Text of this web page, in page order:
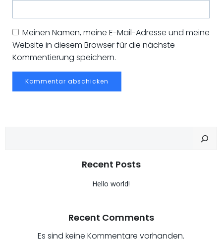
Meinen Namen, meine E-Mail-Adresse und meine
Website in diesem Browser für die nächste
Kommentierung speichern.
Recent Posts
Hello world!
Recent Comments
Es sind keine Kommentare vorhanden.